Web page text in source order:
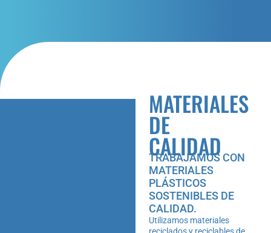
MATERIALES
DE
CALIDAD
TRABAJAMOS CON
MATERIALES
PLÁSTICOS
SOSTENIBLES DE
CALIDAD.
Utilizamos materiales
reciclados y reciclables de